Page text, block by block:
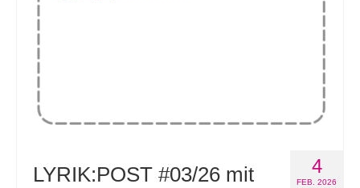
4
FEB. 2026
LYRIK:POST #03/26 mit